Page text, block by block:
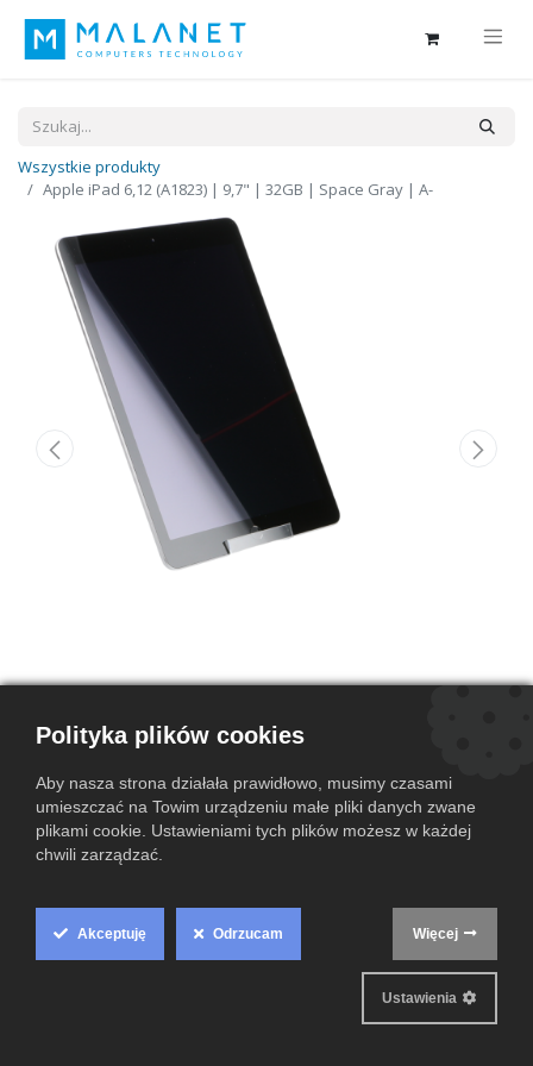
Wszystkie produkty
Apple iPad 6,12 (A1823) | 9,7" | 32GB | Space Gray | A-
Apple iPad 6,12 (A1823) | 9,7" | 32GB
| Space Gray | A-
(0 przegląd)
Apple iPad 6. generacji 32GB z ekranem Retina 9,7” to wygodny tablet
Grade A-
rysy tył
Cookie
Polityka plików cookies
Aby nasza strona działała prawidłowo, musimy czasami
umieszczać na Towim urządzeniu małe pliki danych zwane
plikami cookie. Ustawieniami tych plików możesz w każdej
chwili zarządzać.
Akceptuję Odrzucam Więcej
Ustawienia